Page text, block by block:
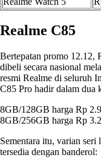
Realme C85
Bertepatan promo 12.12,
dibeli secara nasional
resmi Realme di seluruh
C85 Pro hadir dalam dua
8GB/128GB harga Rp
8GB/256GB harga Rp
Sementara itu, varian
tersedia dengan banderol: